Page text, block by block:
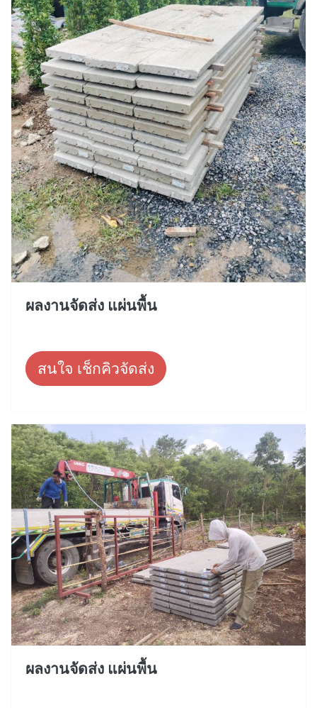
ผลงานจัดส่ง แผ่นพื้น
สนใจ เช็กคิวจัดส่ง
ผลงานจัดส่ง แผ่นพื้น